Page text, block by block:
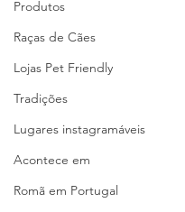
Produtos
Raças de Cães
Lojas Pet Friendly
Tradições
Lugares instagramáveis
Acontece em
Romã em Portugal